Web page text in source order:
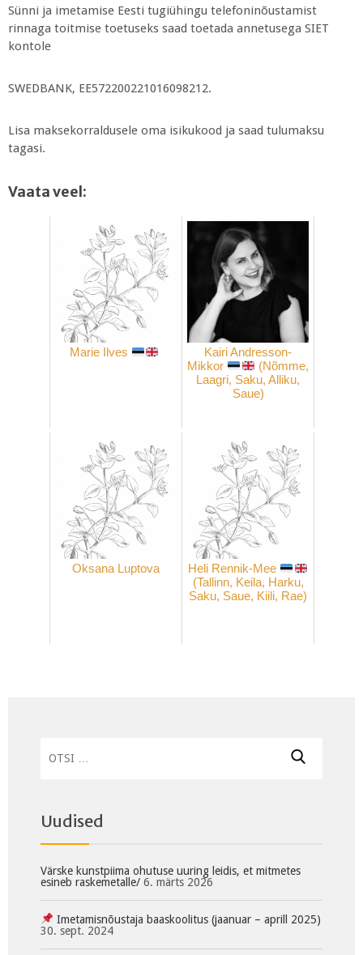
Sünni ja imetamise Eesti tugiühingu telefoninõustamist
rinnaga toitmise toetuseks saad toetada annetusega SIET
kontole
SWEDBANK, EE572200221016098212.
Lisa maksekorraldusele oma isikukood ja saad tulumaksu
tagasi.
Vaata veel:
Marie Ilves
Kairi Andresson-
Mikkor
(Nõmme,
Laagri, Saku, Alliku,
Saue)
Oksana Luptova
Heli Rennik-Mee
(Tallinn, Keila, Harku,
Saku, Saue, Kiili, Rae)
Uudised
Värske kunstpiima ohutuse uuring leidis, et mitmetes
esineb raskemetalle/ 6. märts 2026
Imetamisnõustaja baaskoolitus (jaanuar – aprill 2025)
30. sept. 2024